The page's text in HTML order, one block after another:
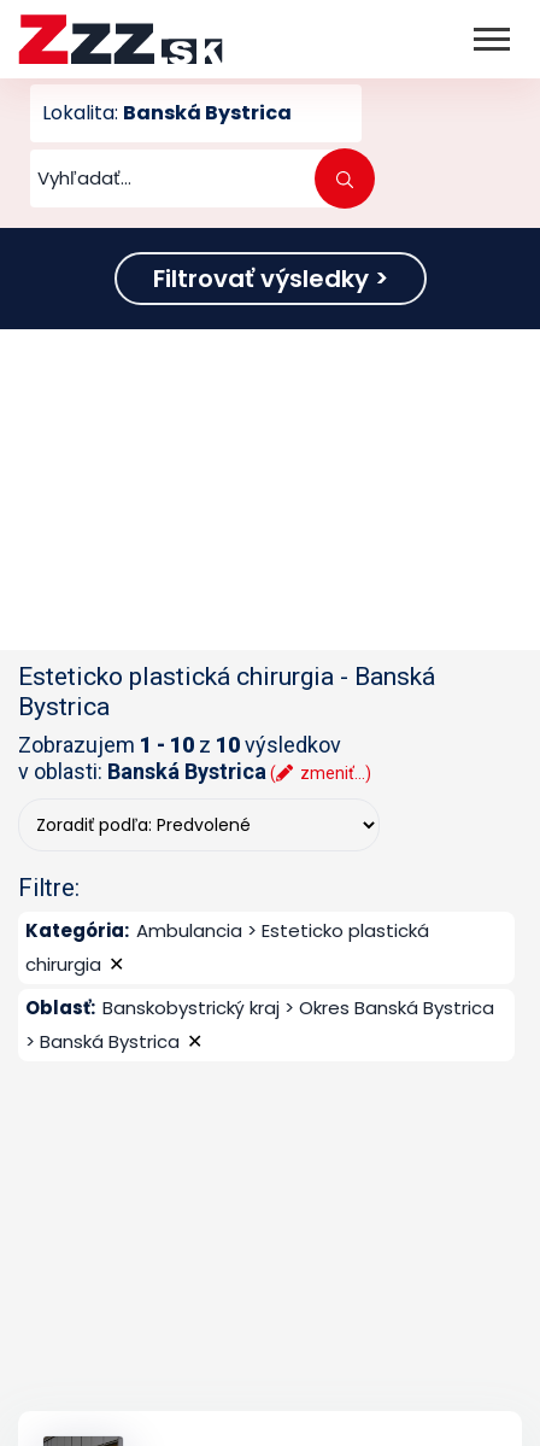
Lokalita: Banská Bystrica
Filtrovať výsledky >
Esteticko plastická chirurgia - Banská
Bystrica
Zobrazujem 1 - 10 z 10výsledkov
v oblasti: Banská Bystrica ( zmeniť...)
Filtre:
Kategória: Ambulancia > Esteticko plastická
chirurgia ✕
Oblasť: Banskobystrický kraj > Okres Banská Bystrica
> Banská Bystrica ✕